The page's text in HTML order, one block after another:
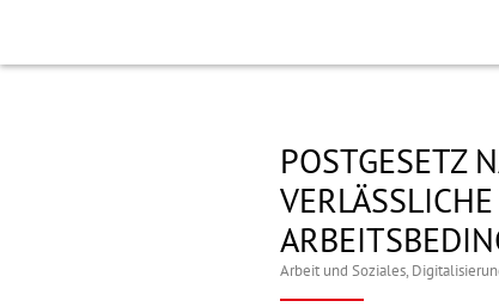
POSTGESETZ
Arbeit und Soziales,